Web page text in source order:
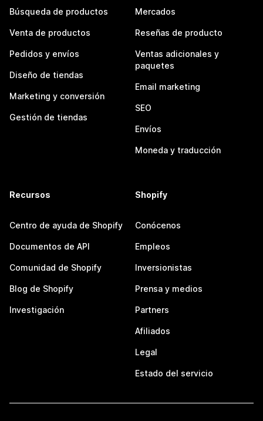
Búsqueda de productos
Venta de productos
Pedidos y envíos
Diseño de tiendas
Marketing y conversión
Gestión de tiendas
Mercados
Reseñas de producto
Ventas adicionales y
paquetes
Email marketing
SEO
Envíos
Moneda y traducción
Recursos
Centro de ayuda de Shopify
Documentos de API
Comunidad de Shopify
Blog de Shopify
Investigación
Shopify
Conócenos
Empleos
Inversionistas
Prensa y medios
Partners
Afiliados
Legal
Estado del servicio